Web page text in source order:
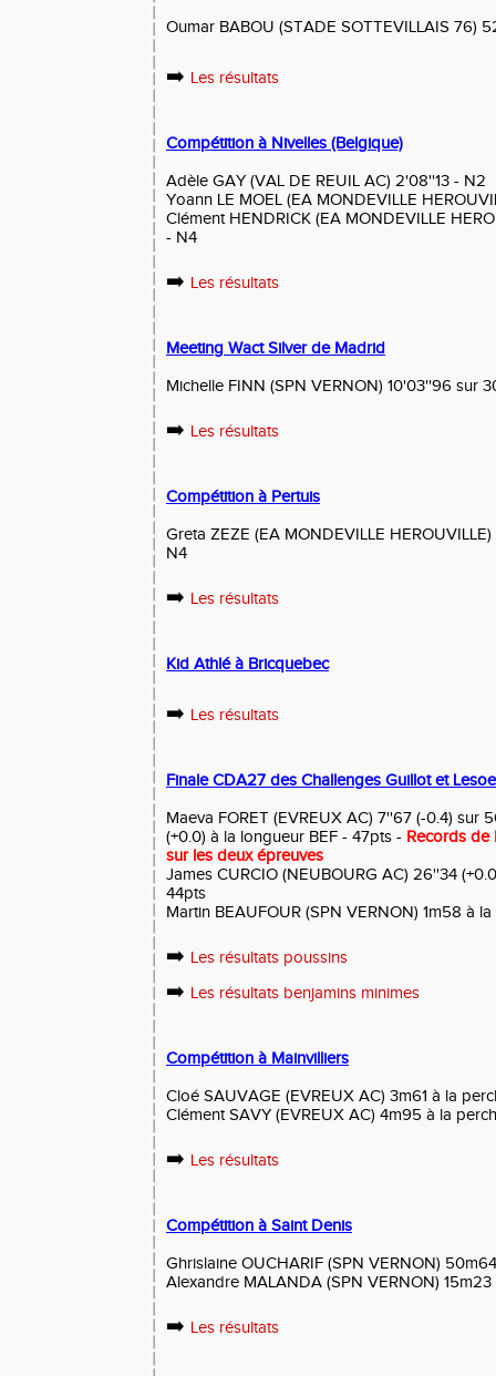
Oumar BABOU (STADE SOTTEVILLAIS 76)
➡️ Les résultats
Compétition à Nivelles (Belgique)
Adèle GAY (VAL DE REUIL AC) 2'08''13 - N2
Yoann LE MOEL (EA MONDEVILLE
Clément HENDRICK (EA MONDEVILLE
- N4
➡️ Les résultats
Meeting Wact Silver de Madrid
Michelle FINN (SPN VERNON) 10'03''96 sur
➡️ Les résultats
Compétition à Pertuis
Greta ZEZE (EA MONDEVILLE
N4
➡️ Les résultats
Kid Athlé à Bricquebec
➡️ Les résultats
Finale CDA27 des Challenges Guillot et
Maeva FORET (EVREUX AC) 7''67 (-0.4) sur
(+0.0) à la longueur BEF - 47pts - Records de
sur les deux épreuves
James CURCIO (NEUBOURG AC) 26''34
44pts
Martin BEAUFOUR (SPN VERNON) 1m58 à
➡️ Les résultats poussins
➡️ Les résultats benjamins minimes
Compétition à Mainvilliers
Cloé SAUVAGE (EVREUX AC) 3m61 à la
Clément SAVY (EVREUX AC) 4m95 à la
➡️ Les résultats
Compétition à Saint Denis
Ghrislaine OUCHARIF (SPN VERNON)
Alexandre MALANDA (SPN VERNON)
➡️ Les résultats